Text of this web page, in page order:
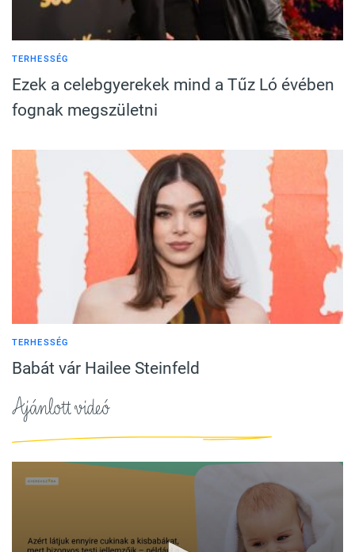
TERHESSÉG
Ezek a celebgyerekek mind a Tűz Ló évében
fognak megszületni
TERHESSÉG
Babát vár Hailee Steinfeld
Ajánlott videó